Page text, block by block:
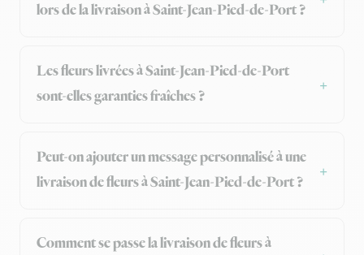
lors de la livraison à Saint-Jean-Pied-de-Port ?
Les fleurs livrées à Saint-Jean-Pied-de-Port
sont-elles garanties fraîches ?
Peut-on ajouter un message personnalisé à une
livraison de fleurs à Saint-Jean-Pied-de-Port ?
Comment se passe la livraison de fleurs à